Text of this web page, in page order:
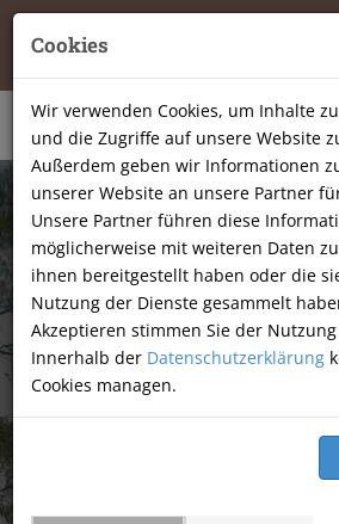
Cookies
Wir verwenden Cookies, um Inhalte
und die Zugriffe auf unsere Website
Außerdem geben wir Informationen
unserer Website an unsere Partner
Unsere Partner führen diese
möglicherweise mit weiteren Daten
ihnen bereitgestellt haben oder die
Nutzung der Dienste gesammelt
Akzeptieren stimmen Sie der
Innerhalb der Datenschutzerklärung
Cookies managen.
|
07134-